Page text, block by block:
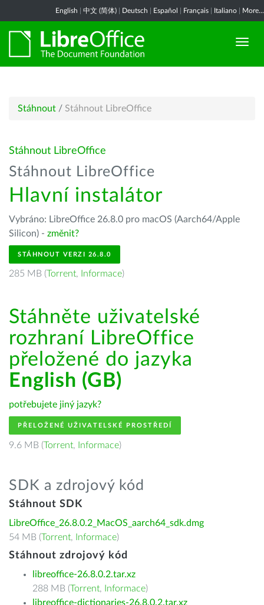
English 中文 (简体) Deutsch Español Français Italiano More...
Stáhnout / Stáhnout LibreOffice
Stáhnout LibreOffice
Stáhnout LibreOffice
Hlavní instalátor
Vybráno: LibreOffice 26.8.0 pro macOS (Aarch64/Apple
Silicon) - změnit?
STÁHNOUT VERZI 26.8.0
285 MB (Torrent, Informace)
Stáhněte uživatelské
rozhraní LibreOffice
přeložené do jazyka
English (GB)
potřebujete jiný jazyk?
PŘELOŽENÉ UŽIVATELSKÉ PROSTŘEDÍ
9.6 MB (Torrent, Informace)
SDK a zdrojový kód
Stáhnout SDK
LibreOffice_26.8.0.2_MacOS_aarch64_sdk.dmg
54 MB (Torrent, Informace)
Stáhnout zdrojový kód
libreoffice-26.8.0.2.tar.xz
288 MB (Torrent, Informace)
libreoffice-dictionaries-26.8.0.2.tar.xz